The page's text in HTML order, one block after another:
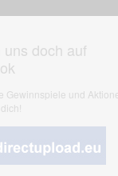
uns doch auf
Gewinnspiele und